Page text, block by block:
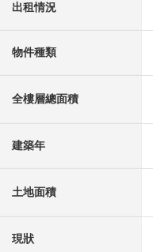
出租情況
物件種類
全樓層總面積
建築年
土地面積
現狀